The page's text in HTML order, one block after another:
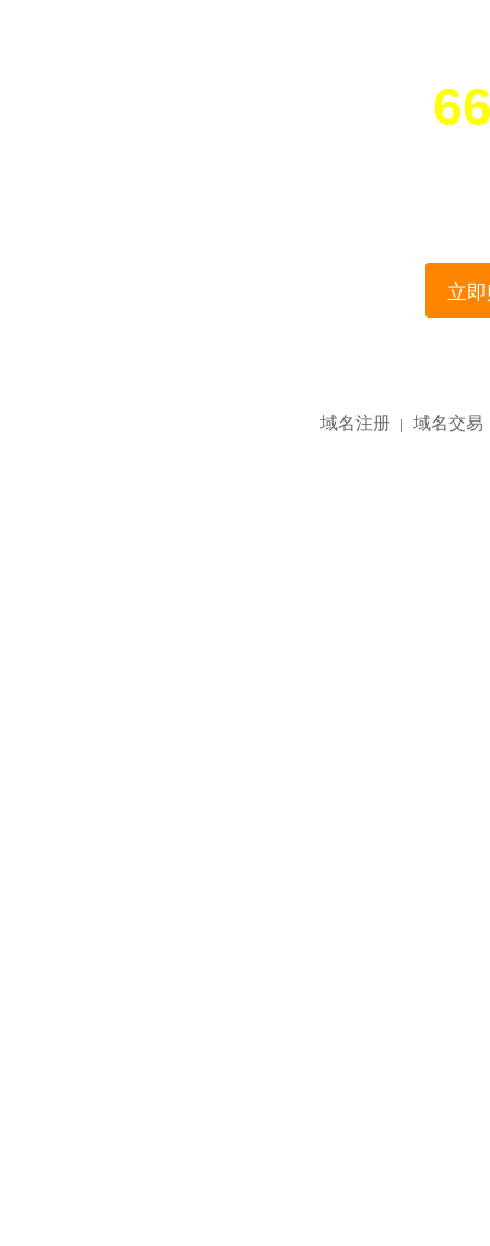
立
域名注册 | 域名交易